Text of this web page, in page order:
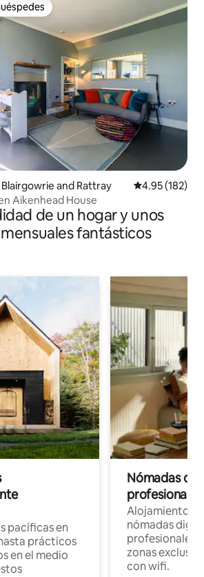
entre huéspedes
and Rattray Calificación
4.95 (182)
Aikenhead House
de un hogar y unos
fantásticos
pacíficas en
prácticos
en el medio
Nómadas
Alojamientos
nómadas
profesionales
zonas
con wifi.